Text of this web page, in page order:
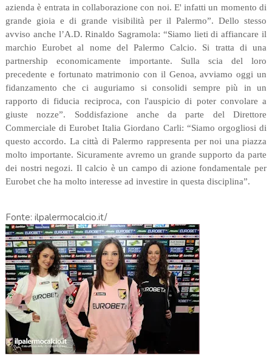
azienda è entrata in collaborazione con noi. E' infatti un momento di
grande gioia e di grande visibilità per il Palermo”. Dello stesso
avviso anche l’A.D. Rinaldo Sagramola: “Siamo lieti di affiancare il
marchio Eurobet al nome del Palermo Calcio. Si tratta di una
partnership economicamente importante. Sulla scia del loro
precedente e fortunato matrimonio con il Genoa, avviamo oggi un
fidanzamento che ci auguriamo si consolidi sempre più in un
rapporto di fiducia reciproca, con l'auspicio di poter convolare a
giuste nozze”. Soddisfazione anche da parte del Direttore
Commerciale di Eurobet Italia Giordano Carli: “Siamo orgogliosi di
questo accordo. La città di Palermo rappresenta per noi una piazza
molto importante. Sicuramente avremo un grande supporto da parte
dei nostri negozi. Il calcio è un campo di azione fondamentale per
Eurobet che ha molto interesse ad investire in questa disciplina”.
Fonte: ilpalermocalcio.it/